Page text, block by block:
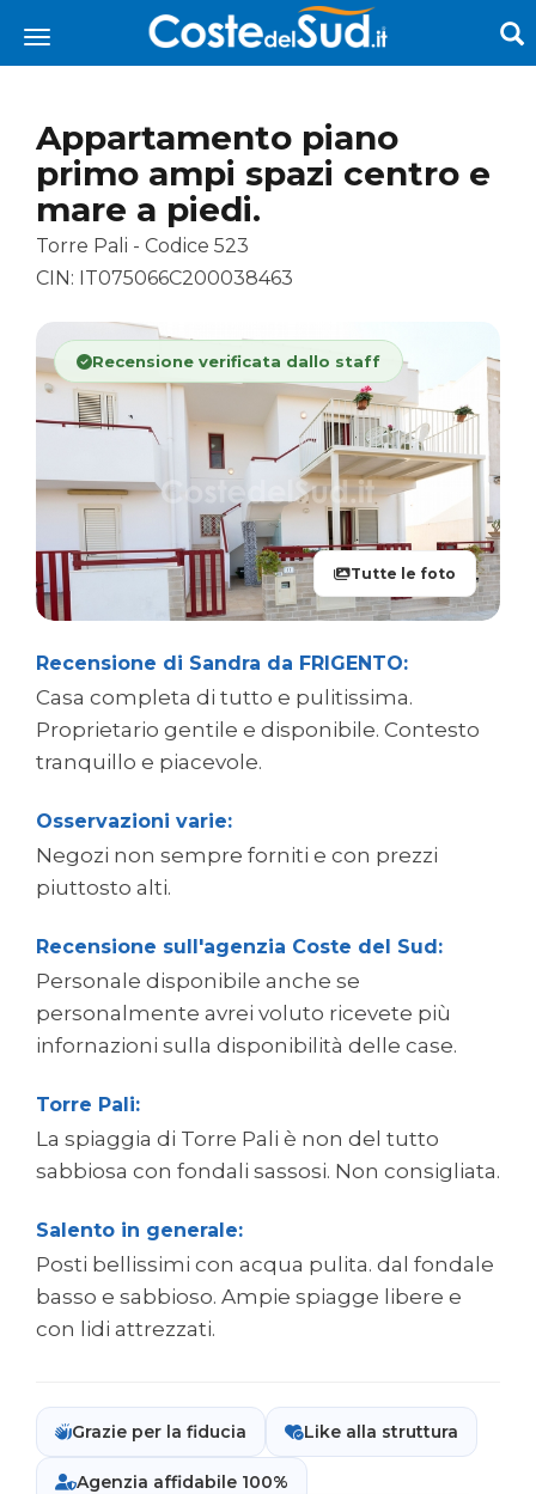
Appartamento piano
primo ampi spazi centro e
mare a piedi.
Torre Pali - Codice 523
CIN: IT075066C200038463
Recensione verificata dallo staff
Tutte le foto
Recensione di Sandra da FRIGENTO:
Casa completa di tutto e pulitissima.
Proprietario gentile e disponibile. Contesto
tranquillo e piacevole.
Osservazioni varie:
Negozi non sempre forniti e con prezzi
piuttosto alti.
Recensione sull'agenzia Coste del Sud:
Personale disponibile anche se
personalmente avrei voluto ricevete più
infornazioni sulla disponibilità delle case.
Torre Pali:
La spiaggia di Torre Pali è non del tutto
sabbiosa con fondali sassosi. Non consigliata.
Salento in generale:
Posti bellissimi con acqua pulita. dal fondale
basso e sabbioso. Ampie spiagge libere e
con lidi attrezzati.
Grazie per la fiducia Like alla struttura
Agenzia affidabile 100%